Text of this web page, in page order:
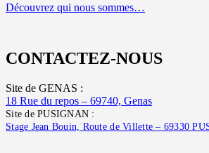
Découvrez qui nous sommes…
CONTACTEZ-NOUS
Site de GENAS :
18 Rue du repos – 69740, Genas
Site de PUSIGNAN :
Stage Jean Bouin, Route de Villette – 69330